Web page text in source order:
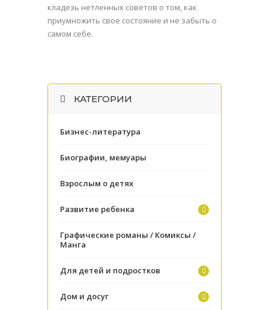
кладезь нетленных советов о том, как
приумножить свое состояние и не забыть о
самом себе.
КАТЕГОРИИ
Бизнес-литература
Биографии, мемуары
Взрослым о детях
Развитие ребенка
Графические романы / Комиксы /
Манга
Для детей и подростков
Дом и досуг